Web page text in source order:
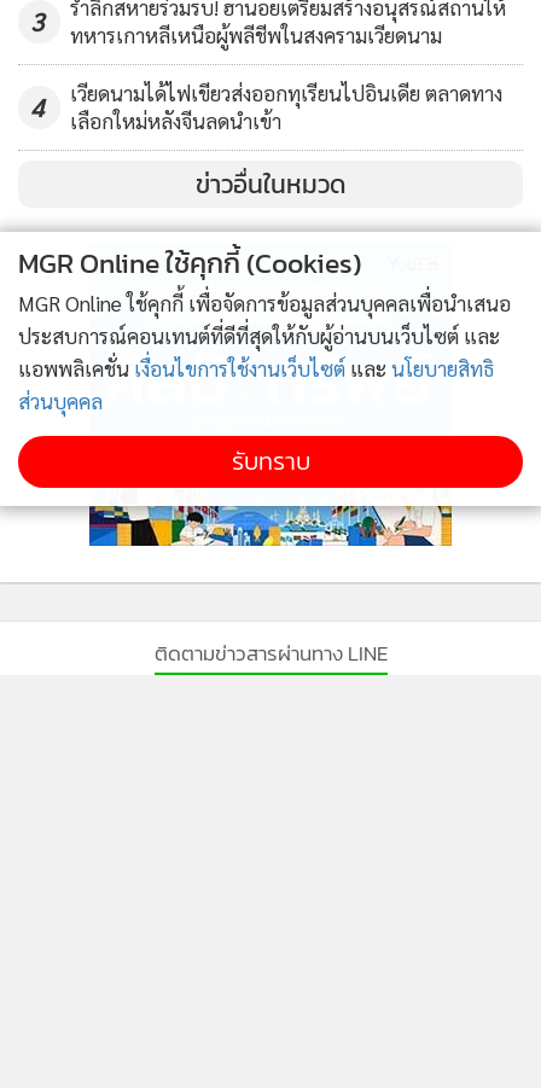
3
รำลึกสหายร่วมรบ! ฮานอยเตรียมสร้างอนุสรณ์สถานให้
ทหารเกาหลีเหนือผู้พลีชีพในสงครามเวียดนาม
4
เวียดนามได้ไฟเขียวส่งออกทุเรียนไปอินเดีย ตลาดทาง
เลือกใหม่หลังจีนลดนำเข้า
ข่าวอื่นในหมวด
ติดตามข่าวสารผ่านทาง LINE
MGR Online ใช้คุกกี้ (Cookies)
MGR Online ใช้คุกกี้ เพื่อจัดการข้อมูลส่วนบุคคลเพื่อนำเสนอ
ประสบการณ์คอนเทนต์ที่ดีที่สุดให้กับผู้อ่านบนเว็บไซต์ และ
แอพพลิเคชั่น เงื่อนไขการใช้งานเว็บไซต์ และ นโยบายสิทธิ
ส่วนบุคคล
รับทราบ